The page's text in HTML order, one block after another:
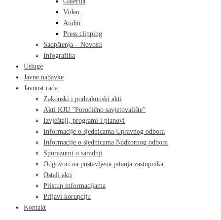
Video
Audio
Press clipping
Saopštenja – Novosti
Infografika
Usluge
Javne nabavke
Javnost rada
Zakonski i podzakonski akti
Akti KJU ”Porodično savjetovalište”
Izvještaji, programi i planovi
Informacije o sjednicama Upravnog odbora
Informacije o sjednicama Nadzornog odbora
Sporazumi o saradnji
Odgovori na postavljena pitanja zastupnika
Ostali akti
Pristup informacijama
Prijavi korupciju
Kontakt